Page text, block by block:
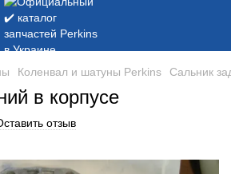
Коленвал и шатуны Perkins Сальник
в корпусе
отзыв